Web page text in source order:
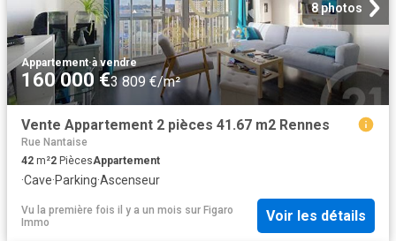
8 photos
Appartement·à vendre
160 000 €3 809 €/m²
Vente Appartement 2 pièces 41.67 m2 Rennes
Rue Nantaise
42 m²2 PiècesAppartement
·Cave·Parking·Ascenseur
Vu la première fois il y a un mois sur Figaro
Immo
Voir les détails